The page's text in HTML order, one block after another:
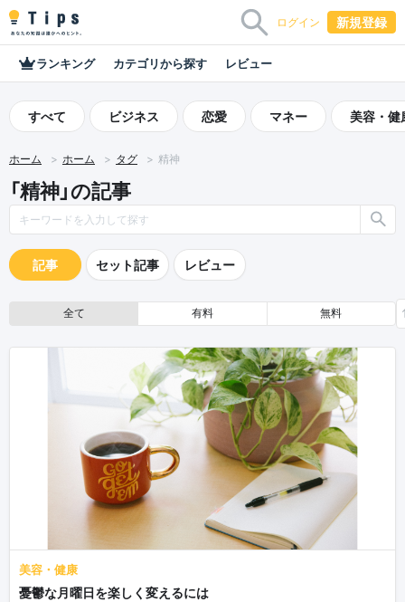
ログイン 新規登録
ランキング カテゴリから探す レビュー
すべて ビジネス 恋愛 マネー 美容・健
ホーム ホーム タグ 精神
「精神」の記事
記事 セット記事 レビュー
全て 有料 無料
美容・健康
憂鬱な月曜日を楽しく変えるには